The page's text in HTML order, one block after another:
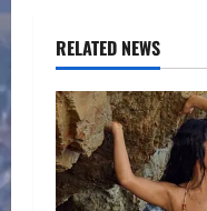
RELATED NEWS